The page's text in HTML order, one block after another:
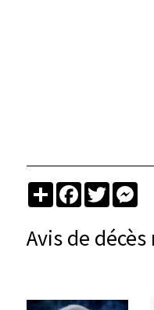
PartagerFacebook
Twitter
Avis de